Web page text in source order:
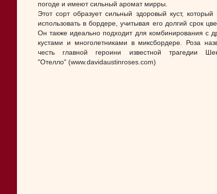
погоде и имеют сильный аромат мирры.
Этот сорт образует сильный здоровый куст,
использовать в бордере, учитывая его долгий срок
Он также идеально подходит для комбинирования с
кустами и многолетниками в миксбордере. Роза
честь главной героини известной трагедии
"Отелло" (www.davidaustinroses.com)